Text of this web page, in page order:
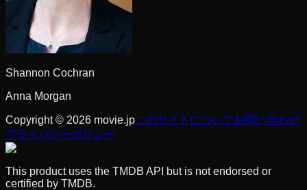
Shannon Cochran
Anna Morgan
Copyright © 2026 movie.jpこのサイトについてお問い合わせ
プライバシーポリシー
This product uses the TMDB API but is not endorsed or
certified by TMDB.